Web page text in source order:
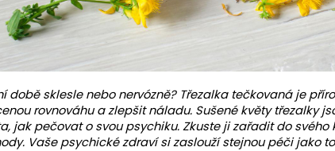
době sklesle nebo nervózně? Třezalka tečkovaná je
rovnováhu a zlepšit náladu. Sušené květy třezalky
jak pečovat o svou psychiku. Zkuste ji zařadit do
Vaše psychické zdraví si zaslouží stejnou péči jako